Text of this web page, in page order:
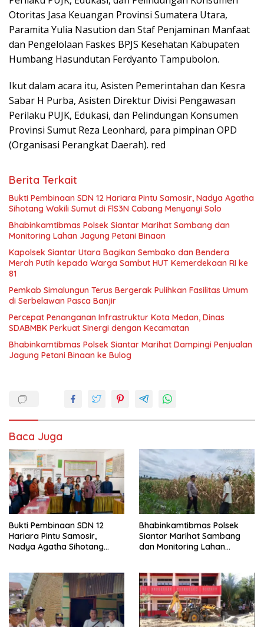
Otoritas Jasa Keuangan Provinsi Sumatera Utara,
Paramita Yulia Nasution dan Staf Penjaminan Manfaat
dan Pengelolaan Faskes BPJS Kesehatan Kabupaten
Humbang Hasundutan Ferdyanto Tampubolon.
Ikut dalam acara itu, Asisten Pemerintahan dan Kesra
Sabar H Purba, Asisten Direktur Divisi Pengawasan
Perilaku PUJK, Edukasi, dan Pelindungan Konsumen
Provinsi Sumut Reza Leonhard, para pimpinan OPD
(Organisasi Perangkat Daerah). red
Berita Terkait
Bukti Pembinaan SDN 12 Hariara Pintu Samosir, Nadya Agatha
Sihotang Wakili Sumut di FlS3N Cabang Menyanyi Solo
Bhabinkamtibmas Polsek Siantar Marihat Sambang dan
Monitoring Lahan Jagung Petani Binaan
Kapolsek Siantar Utara Bagikan Sembako dan Bendera
Merah Putih kepada Warga Sambut HUT Kemerdekaan RI ke
81
Pemkab Simalungun Terus Bergerak Pulihkan Fasilitas Umum
di Serbelawan Pasca Banjir
Percepat Penanganan Infrastruktur Kota Medan, Dinas
SDABMBK Perkuat Sinergi dengan Kecamatan
Bhabinkamtibmas Polsek Siantar Marihat Dampingi Penjualan
Jagung Petani Binaan ke Bulog
Baca Juga
Bukti Pembinaan SDN 12
Hariara Pintu Samosir,
Nadya Agatha Sihotang
Bhabinkamtibmas Polsek
Siantar Marihat Sambang
dan Monitoring Lahan